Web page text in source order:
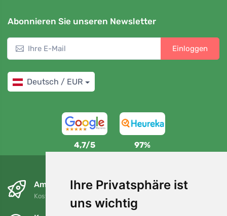
Ihre Privatsphäre ist
uns wichtig
Abonnieren Sie unseren Newsletter
Einloggen
Deutsch / EUR
4,7/5 97%
Am nächsten Tag und kostenlos
Kostenloser Versand für Bestellungen über 80 EUR